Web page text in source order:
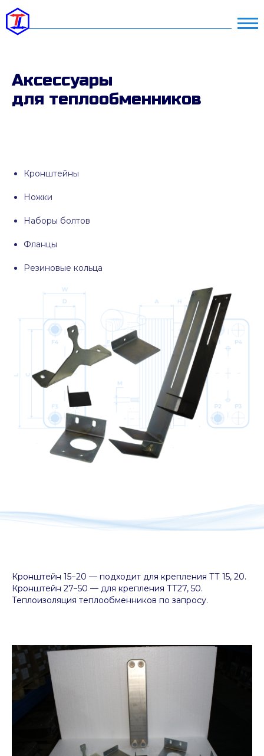
Аксессуары
для теплообменников
Кронштейны
Ножки
Наборы болтов
Фланцы
Резиновые кольца
Кронштейн 15−20 — подходит для крепления ТТ 15, 20.
Кронштейн 27−50 — для крепления ТТ27, 50.
Теплоизоляция теплообменников по запросу.